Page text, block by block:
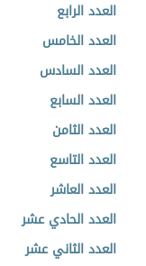
العدد الرابع
العدد الخامس
العدد السادس
العدد السابع
العدد الثامن
العدد التاسع
العدد العاشر
العدد الحادي عشر
العدد الثاني عشر